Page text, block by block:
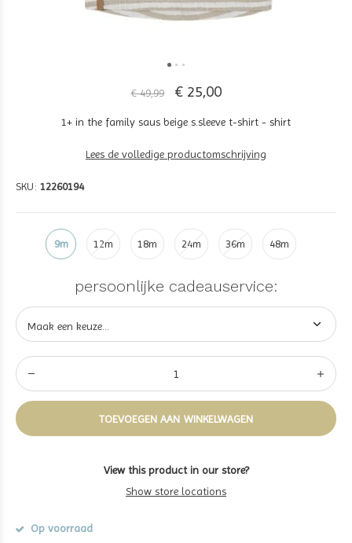
€ 49,99 € 25,00
1+ in the family saus beige s.sleeve t-shirt - shirt
Lees de volledige productomschrijving
SKU: 12260194
9m 12m 18m 24m 36m 48m
persoonlijke cadeauservice:
TOEVOEGEN AAN WINKELWAGEN
View this product in our store?
Show store locations
Op voorraad